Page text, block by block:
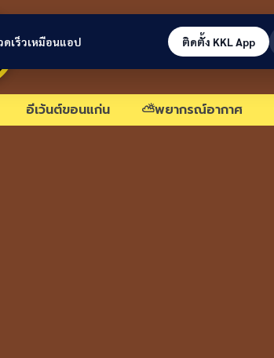
ขอนแก่นลิงก์
อีเว้นต์ขอนแก่น ⛅พยากรณ์อากาศ
ดเร็วเหมือนแอป ติดตั้ง KKL App